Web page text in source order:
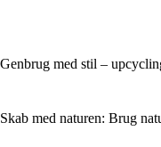
Genbrug med stil –
Skab med naturen: Brug